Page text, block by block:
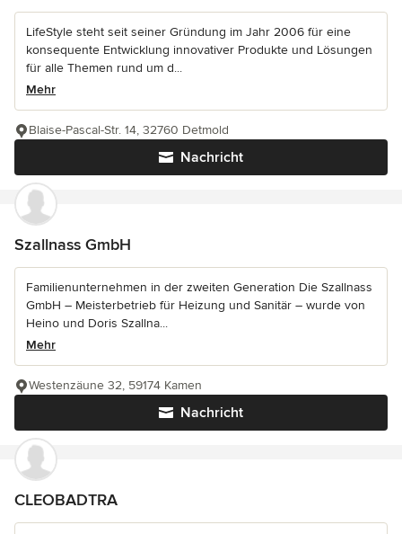
LifeStyle steht seit seiner Gründung im Jahr 2006 für eine
konsequente Entwicklung innovativer Produkte und Lösungen
für alle Themen rund um d...
Mehr
Nachricht
Blaise-Pascal-Str. 14, 32760 Detmold
Szallnass GmbH
Familienunternehmen in der zweiten Generation Die Szallnass
GmbH – Meisterbetrieb für Heizung und Sanitär – wurde von
Heino und Doris Szallna...
Mehr
Nachricht
Westenzäune 32, 59174 Kamen
CLEOBADTRA